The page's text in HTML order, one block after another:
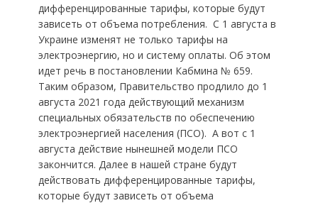
дифференцированные тарифы, которые будут
зависеть от объема потребления. С 1 августа в
Украине изменят не только тарифы на
электроэнергию, но и систему оплаты. Об этом
идет речь в постановлении Кабмина № 659.
Таким образом, Правительство продлило до 1
августа 2021 года действующий механизм
специальных обязательств по обеспечению
электроэнергией населения (ПСО). А вот с 1
августа действие нынешней модели ПСО
закончится. Далее в нашей стране будут
действовать дифференцированные тарифы,
которые будут зависеть от объема